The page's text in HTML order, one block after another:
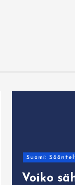
Suomi:
Voiko